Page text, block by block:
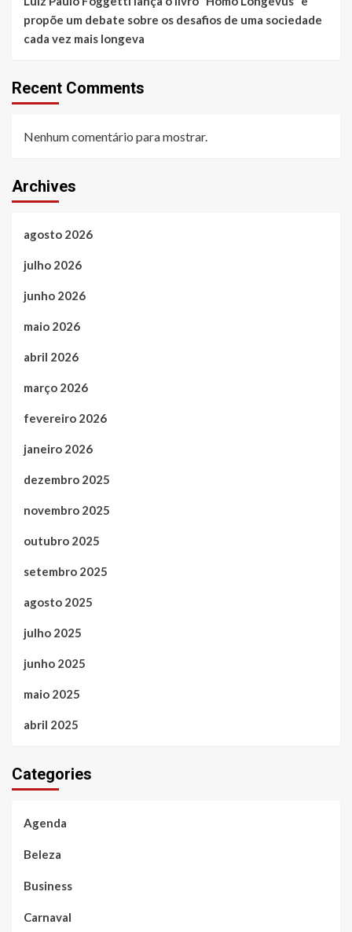
propõe um debate sobre os desafios de uma sociedade
cada vez mais longeva
Recent Comments
Nenhum comentário para mostrar.
Archives
agosto 2026
julho 2026
junho 2026
maio 2026
abril 2026
março 2026
fevereiro 2026
janeiro 2026
dezembro 2025
novembro 2025
outubro 2025
setembro 2025
agosto 2025
julho 2025
junho 2025
maio 2025
abril 2025
Categories
Agenda
Beleza
Business
Carnaval